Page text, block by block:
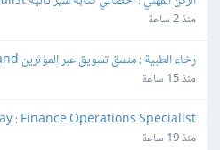
منذ 2 ساعة
Production Coordinator
منذ 15 ساعة
: Finance Operations Specialist
منذ 19 ساعة